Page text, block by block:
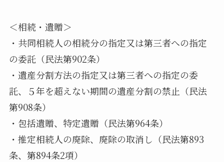
＜相続・遺贈＞
・共同相続人の相続分の指定又は第三者への指定
の委託（民法第902条）
・遺産分割方法の指定又は第三者への指定の委
託、５年を超えない期間の遺産分割の禁止（民法
第908条）
・包括遺贈、特定遺贈（民法第964条）
・推定相続人の廃除、廃除の取消し（民法第893
条、第894条2項）